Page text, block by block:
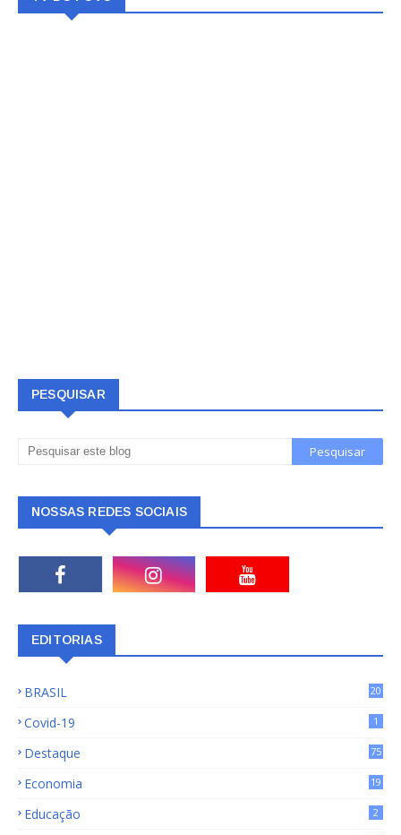
PESQUISAR
NOSSAS REDES SOCIAIS
EDITORIAS
BRASIL
20
Covid-19 1
Destaque
75
Economia
19
Educação 2